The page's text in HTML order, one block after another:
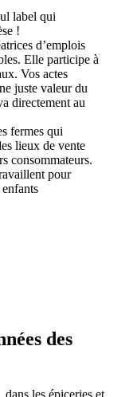
label qui
!
d’emplois
Elle participe à
Vos actes
juste valeur du
directement au
fermes qui
lieux de vente
consommateurs.
pour
des
dans les épiceries et